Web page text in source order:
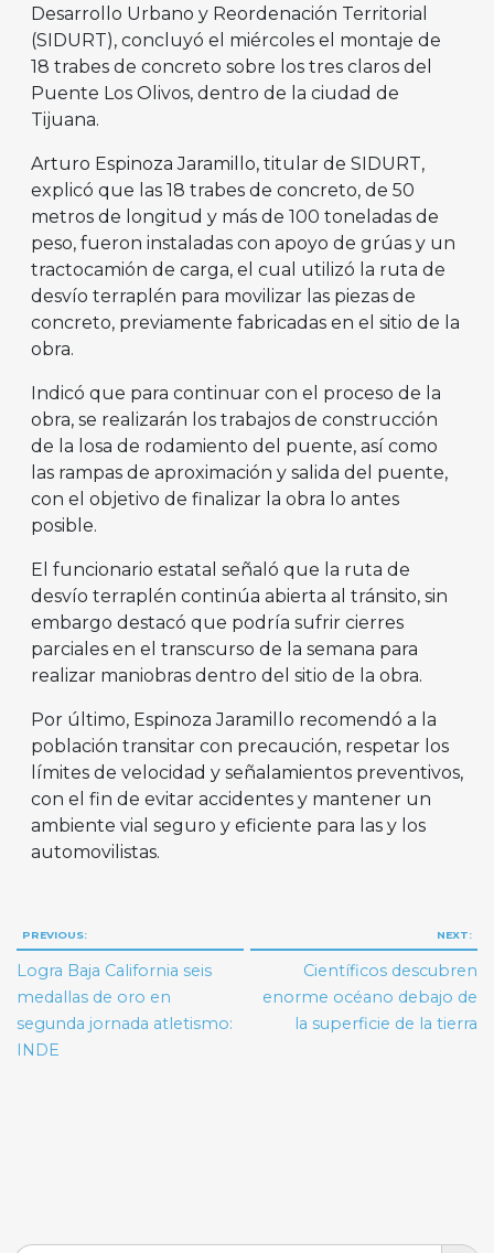
Desarrollo Urbano y Reordenación Territorial
(SIDURT), concluyó el miércoles el montaje de
18 trabes de concreto sobre los tres claros del
Puente Los Olivos, dentro de la ciudad de
Tijuana.
Arturo Espinoza Jaramillo, titular de SIDURT,
explicó que las 18 trabes de concreto, de 50
metros de longitud y más de 100 toneladas de
peso, fueron instaladas con apoyo de grúas y un
tractocamión de carga, el cual utilizó la ruta de
desvío terraplén para movilizar las piezas de
concreto, previamente fabricadas en el sitio de la
obra.
Indicó que para continuar con el proceso de la
obra, se realizarán los trabajos de construcción
de la losa de rodamiento del puente, así como
las rampas de aproximación y salida del puente,
con el objetivo de finalizar la obra lo antes
posible.
El funcionario estatal señaló que la ruta de
desvío terraplén continúa abierta al tránsito, sin
embargo destacó que podría sufrir cierres
parciales en el transcurso de la semana para
realizar maniobras dentro del sitio de la obra.
Por último, Espinoza Jaramillo recomendó a la
población transitar con precaución, respetar los
límites de velocidad y señalamientos preventivos,
con el fin de evitar accidentes y mantener un
ambiente vial seguro y eficiente para las y los
automovilistas.
Navegación
de
entradas
PREVIOUS:
Logra Baja California seis
medallas de oro en
segunda jornada atletismo:
INDE
NEXT:
Científicos descubren
enorme océano debajo de
la superficie de la tierra
Search